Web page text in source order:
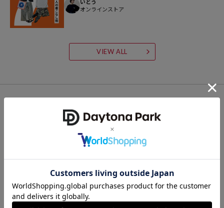
いとう
オンラインストア
VIEW ALL
RELATED ITEM
関連商品